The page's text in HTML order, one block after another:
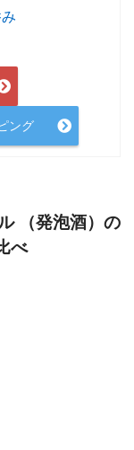
ング
（発泡酒）の
べ